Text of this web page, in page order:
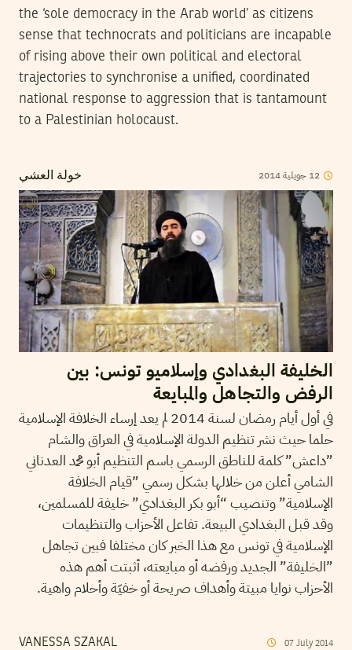
the ‘sole democracy in the Arab world’ as citizens
sense that technocrats and politicians are incapable
of rising above their own political and electoral
trajectories to synchronise a unified, coordinated
national response to aggression that is tantamount
to a Palestinian holocaust.
خولة العشي 12 جويلية2014
الخليفة البغدادي وإسلاميو تونس: بين
الرفض والتجاهل والمبايعة
في أول أيام رمضان لسنة 2014 لم يعد إرساء الخلافة الإسلامية
حلما حيث نشر تنظيم الدولة الإسلامية في العراق والشام
”داعش” كلمة للناطق الرسمي باسم التنظيم أبو محمد العدناني
الشامي أعلن من خلالها بشكل رسمي ”قيام الخلافة
الإسلامية” وتنصيب “أبو بكر البغدادي” خليفة للمسلمين،
وقد قبل البغدادي البيعة. تفاعل الأحزاب والتنظيمات
الإسلامية في تونس مع هذا الخبر كان مختلفا فبين تجاهل
”الخليفة” الجديد ورفضه أو مبايعته، أثبتت أهم هذه
الأحزاب نوايا مبيتة وأهداف صريحة أو خفيّة وأحلام واهية.
VANESSA SZAKAL 07 July 2014